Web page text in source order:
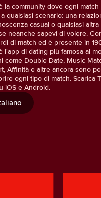
la community dove ogni match
qualsiasi scenario: una
casual o qualsiasi altra
neanche sapevi di volere.
di match ed è presente in
l'app di dating più famosa al
come Double Date, Music
Affinità e altre ancora sono
ogni tipo di match. Scarica
iOS e Android.